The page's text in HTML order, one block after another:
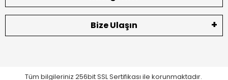
Bize Ulaşın
Tüm bilgileriniz 256bit SSL Sertifikası ile korunmaktadır.